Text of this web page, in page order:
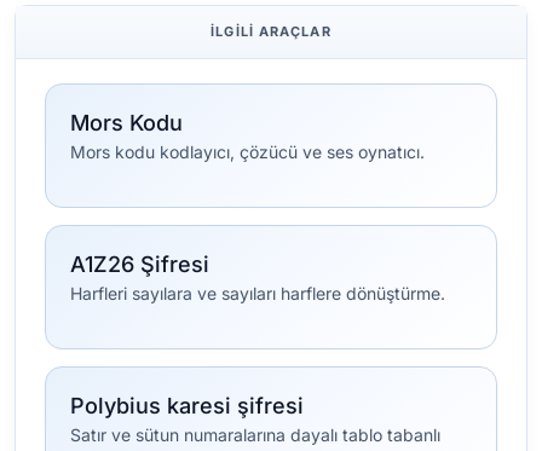
İLGILI ARAÇLAR
Mors Kodu
Mors kodu kodlayıcı, çözücü ve ses oynatıcı.
A1Z26 Şifresi
Harfleri sayılara ve sayıları harflere dönüştürme.
Polybius karesi şifresi
Satır ve sütun numaralarına dayalı tablo tabanlı